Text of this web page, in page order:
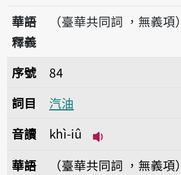
播
華語
釋義
（臺華共同詞 ，無義項）
序號84汽油
序號
84
詞目
汽油
音讀
khì-iû
華語
（臺華共同詞 ，無義項）